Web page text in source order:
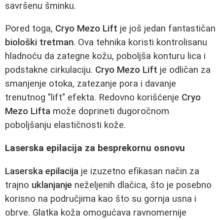
savršenu šminku.
Pored toga, Cryo Mezo Lift je još jedan fantastičan
biološki tretman. Ova tehnika koristi kontrolisanu
hladnoću da zategne kožu, poboljša konturu lica i
podstakne cirkulaciju. Cryo Mezo Lift je odličan za
smanjenje otoka, zatezanje pora i davanje
trenutnog "lift" efekta. Redovno korišćenje Cryo
Mezo Lifta može doprineti dugoročnom
poboljšanju elastičnosti kože.
Laserska epilacija za besprekornu osnovu
Laserska epilacija je izuzetno efikasan način za
trajno uklanjanje neželjenih dlačica, što je posebno
korisno na područjima kao što su gornja usna i
obrve. Glatka koža omogućava ravnomernije